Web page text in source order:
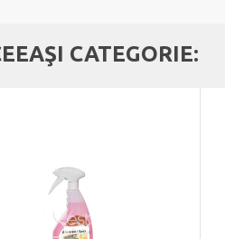
CATEGORIE: